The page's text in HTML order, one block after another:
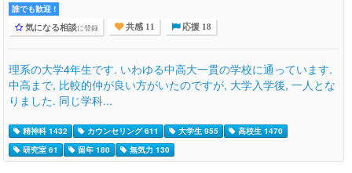
誰でも歓迎 !
気になる相談に登録 共感 11 応援 18
理系の大学4年生です. いわゆる中高大一貫の学校に通っています.
中高まで, 比較的仲が良い方がいたのですが, 大学入学後, 一人とな
りました. 同じ学科...
精神科 1432 カウンセリング 611 大学生 955
高校生 1470
研究室 61
留年 180 無気力 130